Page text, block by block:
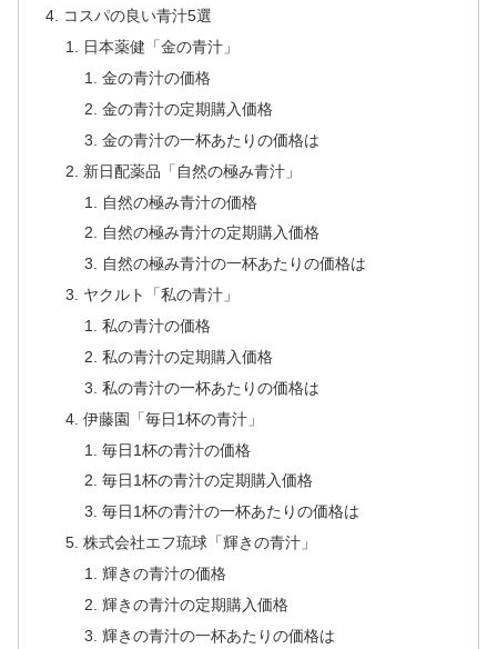
コスパの良い青汁5選
日本薬健「金の青汁」
金の青汁の価格
金の青汁の定期購入価格
金の青汁の一杯あたりの価格は
新日配薬品「自然の極み青汁」
自然の極み青汁の価格
自然の極み青汁の定期購入価格
自然の極み青汁の一杯あたりの価格は
ヤクルト「私の青汁」
私の青汁の価格
私の青汁の定期購入価格
私の青汁の一杯あたりの価格は
伊藤園「毎日1杯の青汁」
毎日1杯の青汁の価格
毎日1杯の青汁の定期購入価格
毎日1杯の青汁の一杯あたりの価格は
株式会社エフ琉球「輝きの青汁」
輝きの青汁の価格
輝きの青汁の定期購入価格
輝きの青汁の一杯あたりの価格は